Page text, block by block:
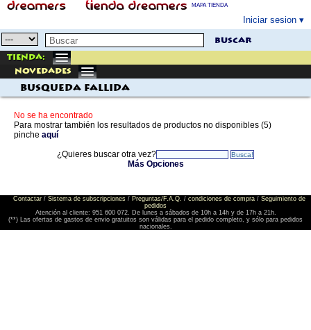
MAPA TIENDA
Iniciar sesion
buscar
Tienda:
Novedades
Busqueda Fallida
No se ha encontrado
Para mostrar también los resultados de productos no disponibles (5)
pinche aquí
¿Quieres buscar otra vez?
Más Opciones
Contactar/ Sistema de subscripciones/ Preguntas/F.A.Q. / condiciones de compra/ Seguimiento de
pedidos
Atención al cliente: 951 600 072. De lunes a sábados de 10h a 14h y de 17h a 21h.
(**) Las ofertas de gastos de envio gratuitos son válidas para el pedido completo, y sólo para pedidos
nacionales.